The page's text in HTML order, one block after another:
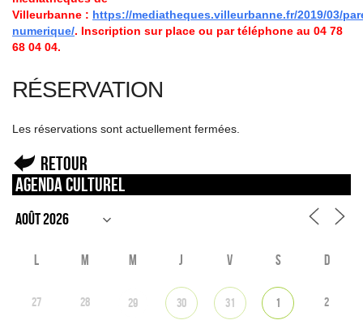
Villeurbanne : https://mediatheques.villeurbanne.fr/2019/03/
numerique/. Inscription sur place ou par téléphone au 04 78
68 04 04.
RÉSERVATION
Les réservations sont actuellement fermées.
Retour
Agenda culturel
L M M J V S D
27 28 29 30 31 1 2